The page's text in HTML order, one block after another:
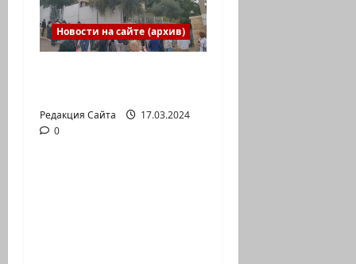
Новости на сайте (архив)
Редакция Сайта
17.03.2024
0Новости на сайте (архив)